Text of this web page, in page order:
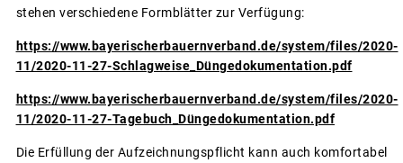
stehen verschiedene Formblätter zur Verfügung:
https://www.bayerischerbauernverband.de/system/files/2020-
11/2020-11-27-Schlagweise_Düngedokumentation.pdf
https://www.bayerischerbauernverband.de/system/files/2020-
11/2020-11-27-Tagebuch_Düngedokumentation.pdf
Die Erfüllung der Aufzeichnungspflicht kann auch komfortabel